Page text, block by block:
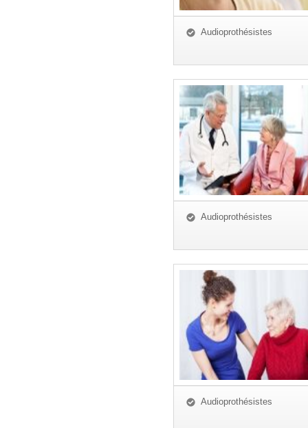
Audioprothésistes
Audioprothésistes
Audioprothésistes